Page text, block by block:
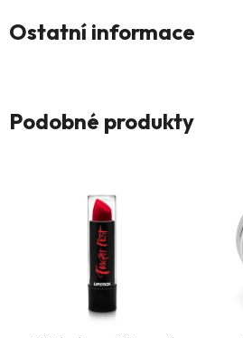
Ostatní informace
Podobné produkty